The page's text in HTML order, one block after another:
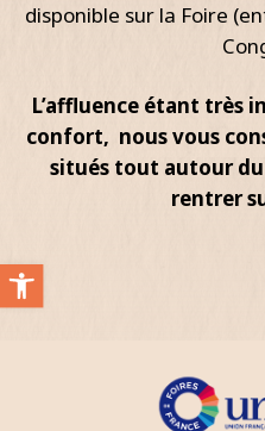
Ouvrir la barre
disponible sur la Foire
L’affluence étant très
confort, nous vous
situés tout autour
rentrer